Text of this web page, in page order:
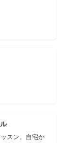
スン。自宅か